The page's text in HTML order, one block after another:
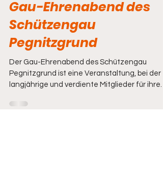
Michael Loose
20. Okt. 2025
Veranstaltung (extern)
Gau-Ehrenabend des
Schützengau
Pegnitzgrund